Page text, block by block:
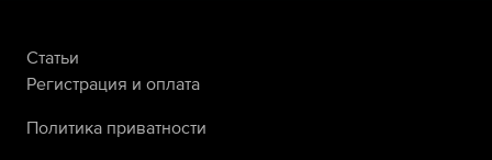
Статьи
Регистрация и оплата
Политика приватности